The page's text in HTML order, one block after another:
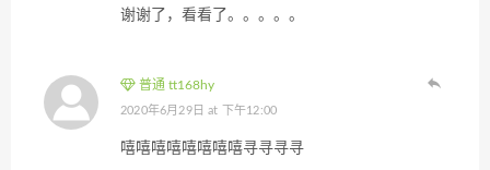
谢谢了，看看了。。。。。
普通 tt168hy
2020年6月29日 at 下午12:00
嘻嘻嘻嘻嘻嘻嘻嘻寻寻寻寻